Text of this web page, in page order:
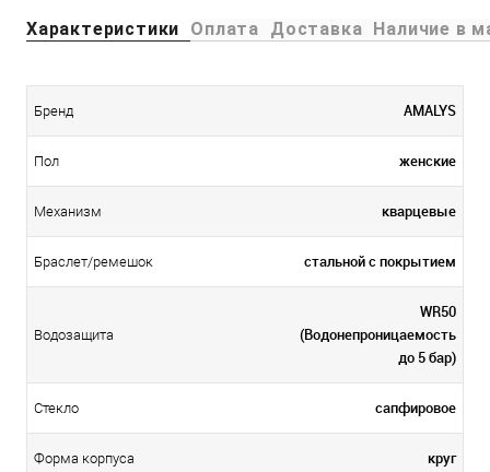
Характеристики Оплата Доставка Наличие в
Бренд AMALYS
Пол женские
Механизм кварцевые
Браслет/ремешок стальной c покрытием
Водозащита
WR50
(Водонепроницаемость
до 5 бар)
Стекло сапфировое
Форма корпуса круг